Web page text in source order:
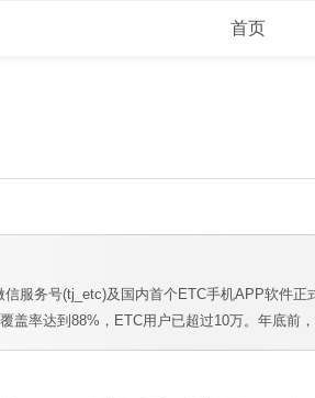
首页
服务号(tj_etc)及国内首个ETC手机APP软件
盖率达到88%，ETC用户已超过10万。年底前